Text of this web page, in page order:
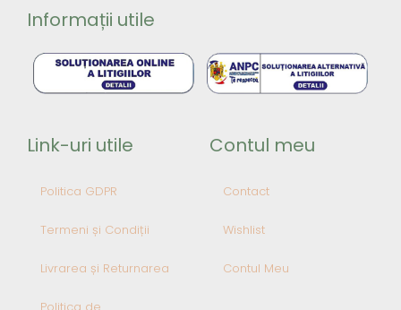
Informații utile
Link-uri utile
Politica GDPR
Termeni și Condiții
Livrarea și Returnarea
Politica de
Contul meu
Contact
Wishlist
Contul Meu